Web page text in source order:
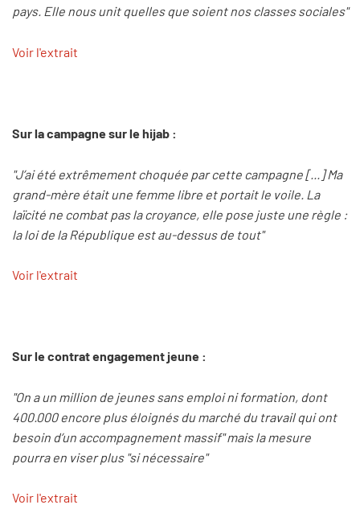
pays. Elle nous unit quelles que soient nos classes sociales"
Voir l'extrait
Sur la campagne sur le hijab :
"J’ai été extrêmement choquée par cette campagne [...] Ma
grand-mère était une femme libre et portait le voile. La
laïcité ne combat pas la croyance, elle pose juste une règle :
la loi de la République est au-dessus de tout"
Voir l'extrait
Sur le contrat engagement jeune :
"On a un million de jeunes sans emploi ni formation, dont
400.000 encore plus éloignés du marché du travail qui ont
besoin d’un accompagnement massif" mais la mesure
pourra en viser plus "si nécessaire"
Voir l'extrait